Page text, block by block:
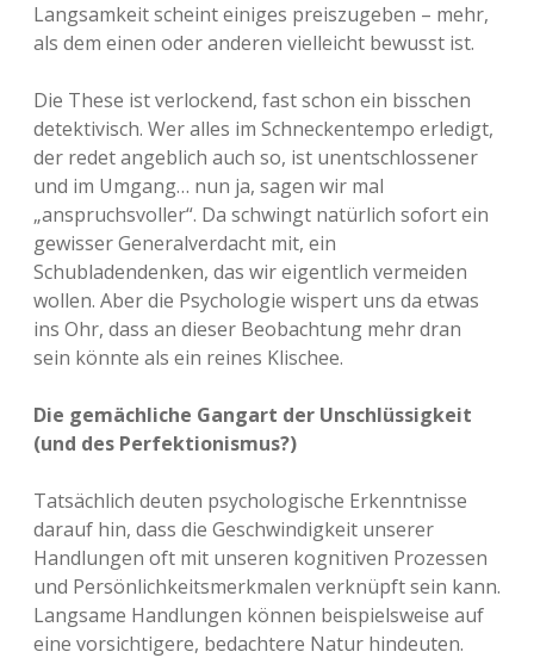
Langsamkeit scheint einiges preiszugeben – mehr,
als dem einen oder anderen vielleicht bewusst ist.
Die These ist verlockend, fast schon ein bisschen
detektivisch. Wer alles im Schneckentempo erledigt,
der redet angeblich auch so, ist unentschlossener
und im Umgang… nun ja, sagen wir mal
„anspruchsvoller“. Da schwingt natürlich sofort ein
gewisser Generalverdacht mit, ein
Schubladendenken, das wir eigentlich vermeiden
wollen. Aber die Psychologie wispert uns da etwas
ins Ohr, dass an dieser Beobachtung mehr dran
sein könnte als ein reines Klischee.
Die gemächliche Gangart der Unschlüssigkeit
(und des Perfektionismus?)
Tatsächlich deuten psychologische Erkenntnisse
darauf hin, dass die Geschwindigkeit unserer
Handlungen oft mit unseren kognitiven Prozessen
und Persönlichkeitsmerkmalen verknüpft sein kann.
Langsame Handlungen können beispielsweise auf
eine vorsichtigere, bedachtere Natur hindeuten.